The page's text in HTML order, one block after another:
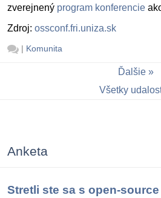
zverejnený program konferencie
Zdroj: ossconf.fri.uniza.sk
| Komunita
Ďalšie
Všetky
Anketa
Stretli ste sa s open-